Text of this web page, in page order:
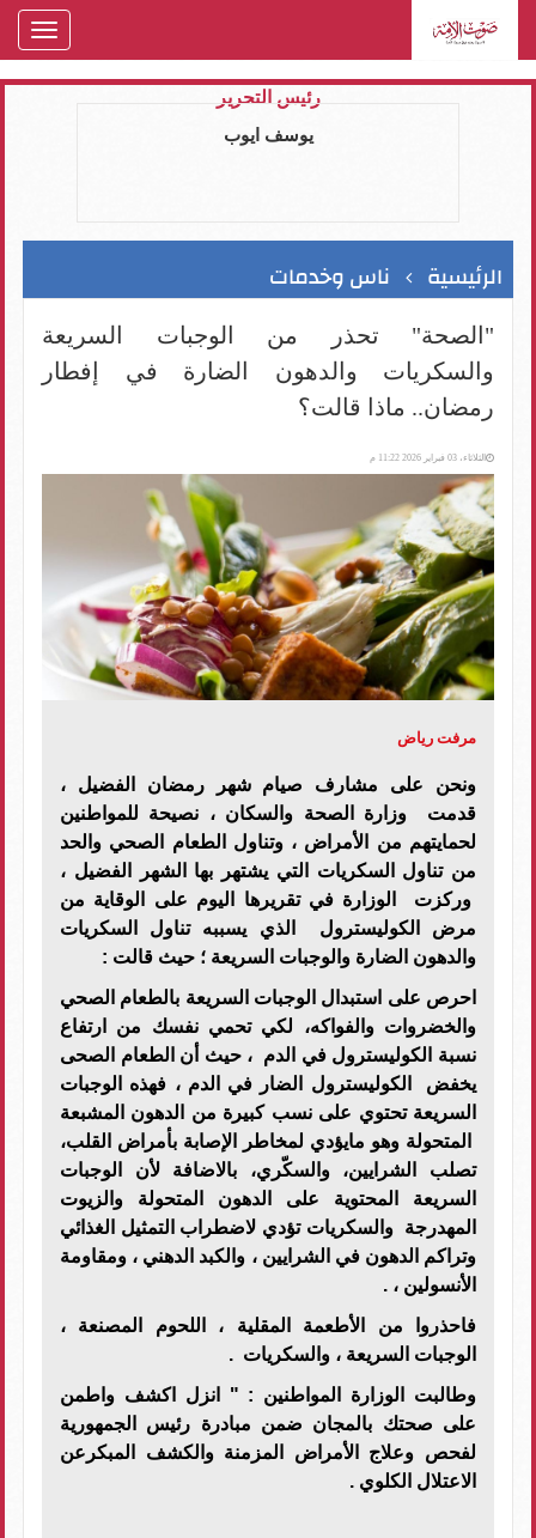
رئيس التحرير
يوسف ايوب
الرئيسية ناس وخدمات
"الصحة" تحذر من الوجبات السريعة
والسكريات والدهون الضارة في إفطار
رمضان.. ماذا قالت؟
الثلاثاء، 03 فبراير 2026 11:22 م
مرفت رياض
ونحن على مشارف صيام شهر رمضان الفضيل ،
قدمت
وزارة الصحة والسكان ، نصيحة للمواطنين
لحمايتهم من الأمراض ، وتناول الطعام الصحي والحد
من تناول السكريات التي يشتهر بها الشهر الفضيل ،
وركزت الوزارة في تقريرها اليوم على الوقاية من
مرض الكوليسترول الذي يسببه تناول السكريات
والدهون الضارة والوجبات السريعة ؛ حيث قالت :
احرص على استبدال الوجبات السريعة بالطعام الصحي
والخضروات والفواكه، لكي تحمي نفسك من ارتفاع
نسبة الكوليسترول في الدم ، حيث أن الطعام الصحى
يخفض الكوليسترول الضار في الدم ، فهذه الوجبات
السريعة تحتوي على نسب كبيرة من الدهون المشبعة
المتحولة وهو مايؤدي لمخاطر الإصابة بأمراض القلب،
تصلب الشرايين، والسكّري، بالاضافة لأن الوجبات
السريعة المحتوية على الدهون المتحولة والزيوت
المهدرجة والسكريات تؤدي لاضطراب التمثيل الغذائي
وتراكم الدهون في الشرايين ، والكبد الدهني ، ومقاومة
الأنسولين ، .
فاحذروا من الأطعمة المقلية ، اللحوم المصنعة ،
الوجبات السريعة ، والسكريات .
وطالبت الوزارة المواطنين : " انزل اكشف واطمن
على صحتك بالمجان ضمن مبادرة رئيس الجمهورية
لفحص وعلاج الأمراض المزمنة والكشف المبكرعن
الاعتلال الكلوي .